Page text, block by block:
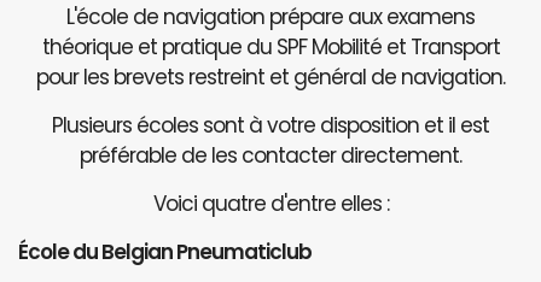
L'école de navigation prépare aux examens
théorique et pratique du SPF Mobilité et Transport
pour les brevets restreint et général de navigation.
Plusieurs écoles sont à votre disposition et il est
préférable de les contacter directement.
Voici quatre d'entre elles :
École du Belgian Pneumaticlub